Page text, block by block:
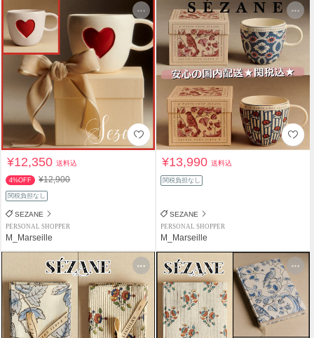
¥12,350送料込
4%OFF ¥12,900
関税負担なし
SEZANE
PERSONAL SHOPPER
M_Marseille
¥13,990送料込
関税負担なし
SEZANE
PERSONAL SHOPPER
M_Marseille